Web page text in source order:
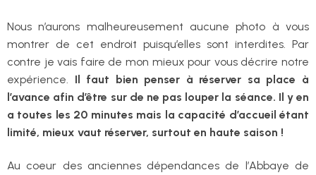
Nous n’aurons malheureusement aucune photo à vous
montrer de cet endroit puisqu’elles sont interdites. Par
contre je vais faire de mon mieux pour vous décrire notre
expérience. Il faut bien penser à réserver sa place à
l’avance afin d’être sur de ne pas louper la séance. Il y en
a toutes les 20 minutes mais la capacité d’accueil étant
limité, mieux vaut réserver, surtout en haute saison !
Au coeur des anciennes dépendances de l’Abbaye de